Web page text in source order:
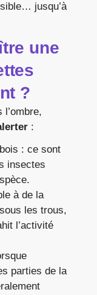
jusqu’à
une
?
:
: ce sont
insectes
à de la
les trous,
l’activité
parties de la